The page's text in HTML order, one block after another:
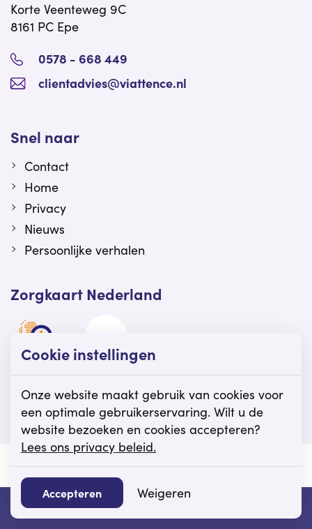
Korte Veenteweg 9C
8161 PC Epe
0578 - 668 449
clientadvies@viattence.nl
Snel naar
Contact
Home
Privacy
Nieuws
Persoonlijke verhalen
Zorgkaart Nederland
Viattence is gewaardeerd op Zorgkaart
Nederland.
© Viattence Privacy Disclaimer Cookie instellingen
Cookie instellingen
Onze website maakt gebruik van cookies voor
een optimale gebruikerservaring. Wilt u de
website bezoeken en cookies accepteren?
Lees ons privacy beleid.
Accepteren Weigeren